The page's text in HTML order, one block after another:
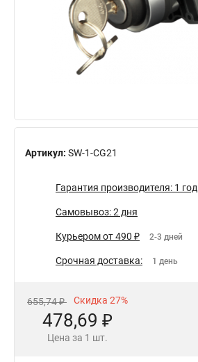
Артикул: SW-1-CG21
Гарантия производителя: 1 год
Самовывоз: 2 дня
Курьером от 490 ₽ 2-3 дней
Срочная доставка: 1 день
655,74 ₽ Скидка 27%
478,69 ₽
Цена за 1 шт.